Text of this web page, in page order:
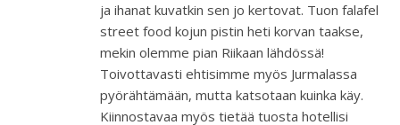
ja ihanat kuvatkin sen jo kertovat. Tuon falafel
street food kojun pistin heti korvan taakse,
mekin olemme pian Riikaan lähdössä!
Toivottavasti ehtisimme myös Jurmalassa
pyörähtämään, mutta katsotaan kuinka käy.
Kiinnostavaa myös tietää tuosta hotellisi